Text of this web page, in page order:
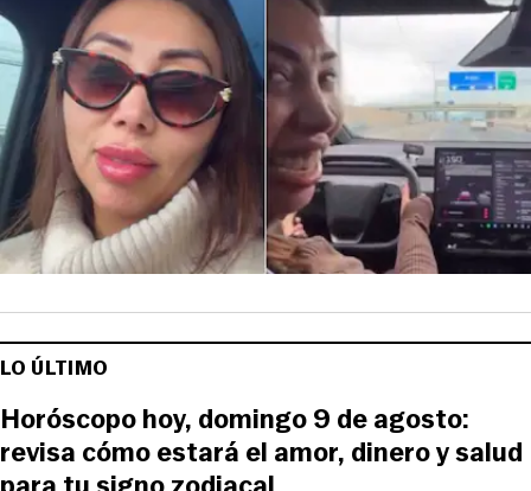
LO ÚLTIMO
Horóscopo hoy, domingo 9 de agosto:
revisa cómo estará el amor, dinero y salud